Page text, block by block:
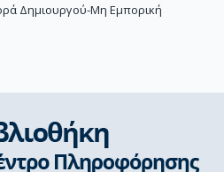
Δημιουργού-Μη Εμπορική